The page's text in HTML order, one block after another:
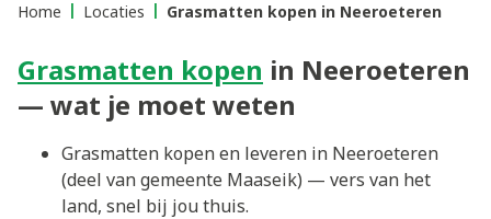
Home Locaties Grasmatten kopen in Neeroeteren
Grasmatten kopen in Neeroeteren
— wat je moet weten
Grasmatten kopen en leveren in Neeroeteren
(deel van gemeente Maaseik) — vers van het
land, snel bij jou thuis.